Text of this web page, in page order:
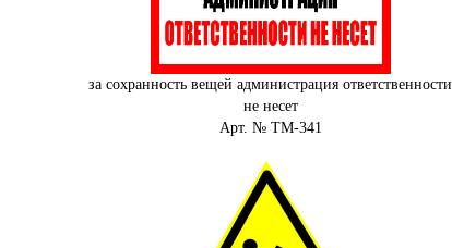
за сохранность вещей администрация ответственности
не несет
Арт. № ТМ-341